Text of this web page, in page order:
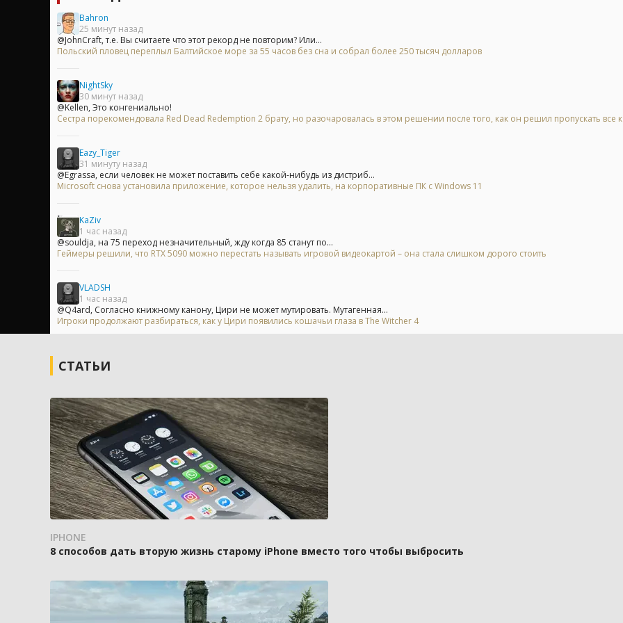
Bahron
25 минут назад
@JohnCraft, т.е. Вы считаете что этот рекорд не повторим? Или...
Польский пловец переплыл Балтийское море за 55 часов без сна и собрал более 250 тысяч долларов
NightSky
30 минут назад
@Kellen, Это конгениально!
Сестра порекомендовала Red Dead Redemption 2 брату, но разочаровалась в этом решении после того, как он решил пропускать все
Eazy_Tiger
31 минуту назад
@Egrassa, если человек не может поставить себе какой-нибудь из дистриб...
Microsoft снова установила приложение, которое нельзя удалить, на корпоративные ПК с Windows 11
KaZiv
1 час назад
@souldja, на 75 переход незначительный, жду когда 85 станут по...
Геймеры решили, что RTX 5090 можно перестать называть игровой видеокартой – она стала слишком дорого стоить
VLADSH
1 час назад
@Q4ard, Согласно книжному канону, Цири не может мутировать. Мутагенная...
Игроки продолжают разбираться, как у Цири появились кошачьи глаза в The Witcher 4
СТАТЬИ
IPHONE
8 способов дать вторую жизнь старому iPhone вместо того чтобы выбросить